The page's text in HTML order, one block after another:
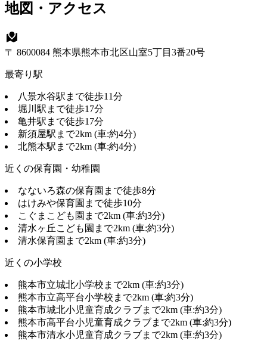
地図・アクセス
〒 8600084 熊本県熊本市北区山室5丁目3番20号
最寄り駅
八景水谷駅まで徒歩11分
堀川駅まで徒歩17分
亀井駅まで徒歩17分
新須屋駅まで2km (車:約4分)
北熊本駅まで2km (車:約4分)
近くの保育園・幼稚園
なないろ森の保育園まで徒歩8分
はけみや保育園まで徒歩10分
こぐまこども園まで2km (車:約3分)
清水ヶ丘こども園まで2km (車:約3分)
清水保育園まで2km (車:約3分)
近くの小学校
熊本市立城北小学校まで2km (車:約3分)
熊本市立高平台小学校まで2km (車:約3分)
熊本市城北小児童育成クラブまで2km (車:約3分)
熊本市高平台小児童育成クラブまで2km (車:約3分)
熊本市清水小児童育成クラブまで2km (車:約3分)